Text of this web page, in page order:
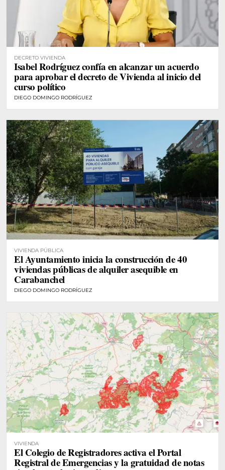
DECRETO VIVIENDA
Isabel Rodríguez confía en alcanzar un acuerdo
para aprobar el decreto de Vivienda al inicio del
curso político
DIEGO DOMINGO RODRÍGUEZ
VIVIENDA PÚBLICA
El Ayuntamiento inicia la construcción de 40
viviendas públicas de alquiler asequible en
Carabanchel
DIEGO DOMINGO RODRÍGUEZ
VIVIENDA
El Colegio de Registradores activa el Portal
Registral de Emergencias y la gratuidad de notas